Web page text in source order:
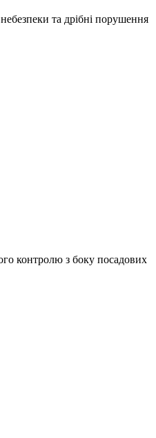
та дрібні порушення
контролю з боку посадових